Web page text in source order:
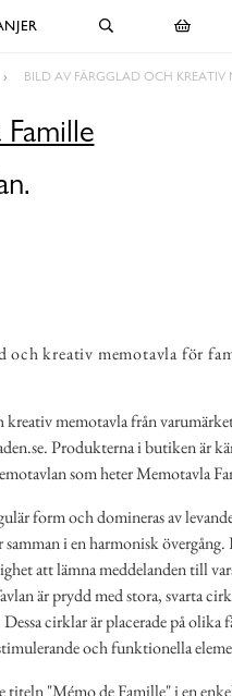
BILD AV FÄRGGLAD OCH KREATIV
och kreativ memotavla för
kreativ memotavla från
Produkterna i butiken är
som heter Memotavla
form och domineras av
i en harmonisk
att lämna meddelanden till
är prydd med stora, svarta
cirklar är placerade på olika
och funktionella